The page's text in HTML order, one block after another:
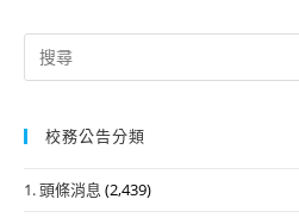
Search
for:
校務公告分類
1. 頭條消息 (2,439)